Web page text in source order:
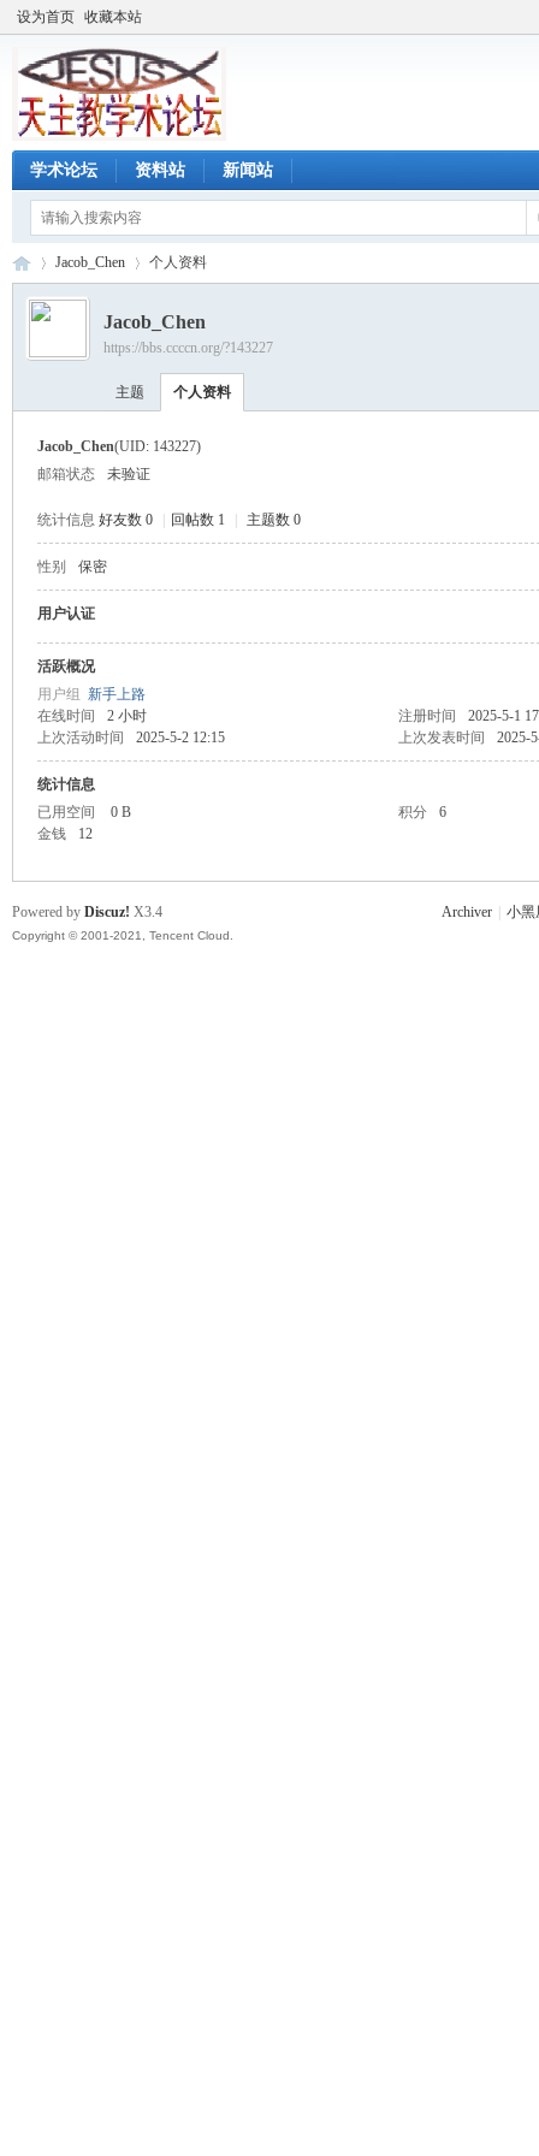
设为首页 收藏本站
学术论坛 资料站 新闻站
›
Jacob_Chen 个人资料
Jacob_Chen
https://bbs.ccccn.org/?143227
主题 个人资料
Jacob_Chen(UID: 143227)
邮箱状态
未验证
统计信息 好友数 0 回帖数 1 主题数 0
性别 保密
用户认证
活跃概况
用户组 新手上路
在线时间
2 小时 注册时间
2025-5-1
上次活动时间
2025-5-2 12:15 上次发表时间 2025-
统计信息
已用空间
0 B 积分
6
金钱
12
Archiver 小黑
Powered by Discuz! X3.4
Copyright © 2001-2021, Tencent Cloud.